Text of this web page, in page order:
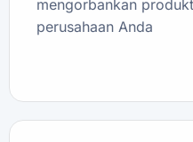
mengorbankan
perusahaan Anda